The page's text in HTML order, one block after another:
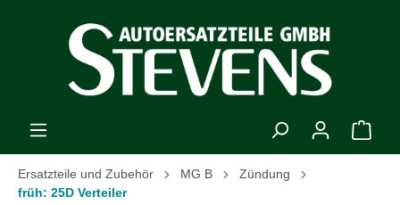
Ersatzteile und Zubehör MG B
Zündung
früh: 25D Verteiler